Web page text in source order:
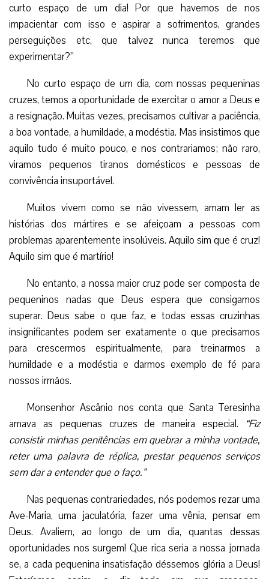
curto espaço de um dia! Por que havemos de nos
impacientar com isso e aspirar a sofrimentos, grandes
perseguições etc, que talvez nunca teremos que
experimentar?”
No curto espaço de um dia, com nossas pequeninas
cruzes, temos a oportunidade de exercitar o amor a Deus e
a resignação. Muitas vezes, precisamos cultivar a paciência,
a boa vontade, a humildade, a modéstia. Mas insistimos que
aquilo tudo é muito pouco, e nos contrariamos; não raro,
viramos pequenos tiranos domésticos e pessoas de
convivência insuportável.
Muitos vivem como se não vivessem, amam ler as
histórias dos mártires e se afeiçoam a pessoas com
problemas aparentemente insolúveis. Aquilo sim que é cruz!
Aquilo sim que é martírio!
No entanto, a nossa maior cruz pode ser composta de
pequeninos nadas que Deus espera que consigamos
superar. Deus sabe o que faz, e todas essas cruzinhas
insignificantes podem ser exatamente o que precisamos
para crescermos espiritualmente, para treinarmos a
humildade e a modéstia e darmos exemplo de fé para
nossos irmãos.
Monsenhor Ascânio nos conta que Santa Teresinha
amava as pequenas cruzes de maneira especial. “Fiz
consistir minhas penitências em quebrar a minha vontade,
reter uma palavra de réplica, prestar pequenos serviços
sem dar a entender que o faço.”
Nas pequenas contrariedades, nós podemos rezar uma
Ave-Maria, uma jaculatória, fazer uma vênia, pensar em
Deus. Avaliem, ao longo de um dia, quantas dessas
oportunidades nos surgem! Que rica seria a nossa jornada
se, a cada pequenina insatisfação déssemos glória a Deus!